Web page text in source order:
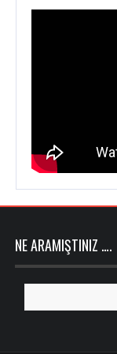
NE ARAMIŞTINIZ ….
for: